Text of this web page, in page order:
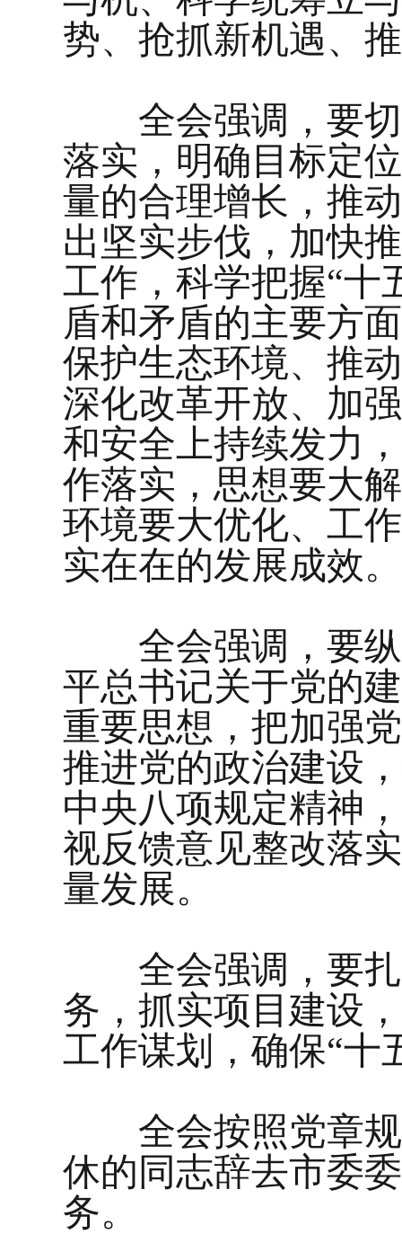
势、抢抓新机遇、
全会强调，要切
落实，明确目标定
量的合理增长，推
出坚实步伐，加快
工作，科学把握“十
盾和矛盾的主要方
保护生态环境、推
深化改革开放、加
和安全上持续发力
作落实，思想要大
环境要大优化、工
实在在的发展成效。
全会强调，要纵
平总书记关于党的
重要思想，把加强
推进党的政治建设
中央八项规定精神
视反馈意见整改落
量发展。
全会强调，要扎
务，抓实项目建设
工作谋划，确保“十
全会按照党章规
休的同志辞去市委
务。